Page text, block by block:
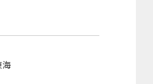
海